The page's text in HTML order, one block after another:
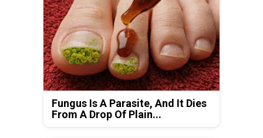
Fungus Is A Parasite, And It Dies
From A Drop Of Plain...